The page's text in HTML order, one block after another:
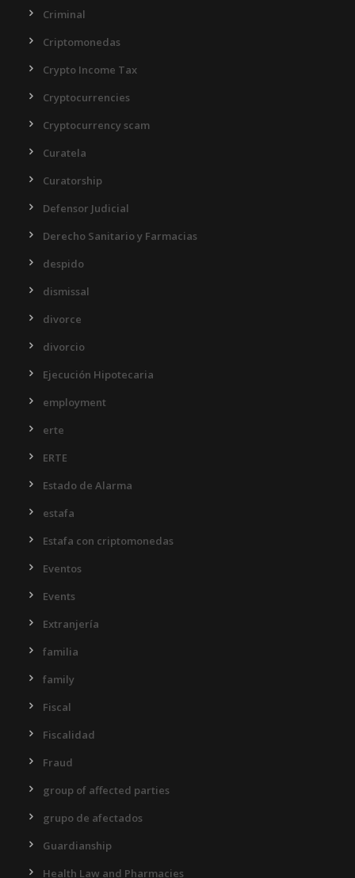
Criminal
Criptomonedas
Crypto Income Tax
Cryptocurrencies
Cryptocurrency scam
Curatela
Curatorship
Defensor Judicial
Derecho Sanitario y Farmacias
despido
dismissal
divorce
divorcio
Ejecución Hipotecaria
employment
erte
ERTE
Estado de Alarma
estafa
Estafa con criptomonedas
Eventos
Events
Extranjería
familia
family
Fiscal
Fiscalidad
Fraud
group of affected parties
grupo de afectados
Guardianship
Health Law and Pharmacies